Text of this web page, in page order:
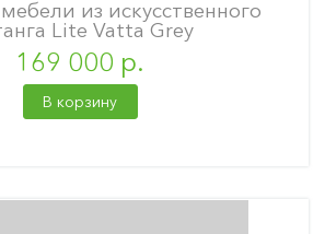
из искусственного
Lite Vatta Grey
169 000 р.
В корзину